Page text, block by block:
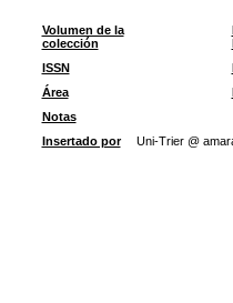
Volumen de la
colección
ISSN
Área
Notas
Insertado por
Uni-Trier @